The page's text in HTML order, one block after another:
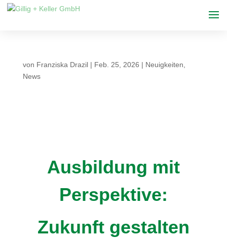
von Franziska Drazil| Feb. 25, 2026 | Neuigkeiten
News
Ausbildung mit
Perspektive:
Zukunft gestalten